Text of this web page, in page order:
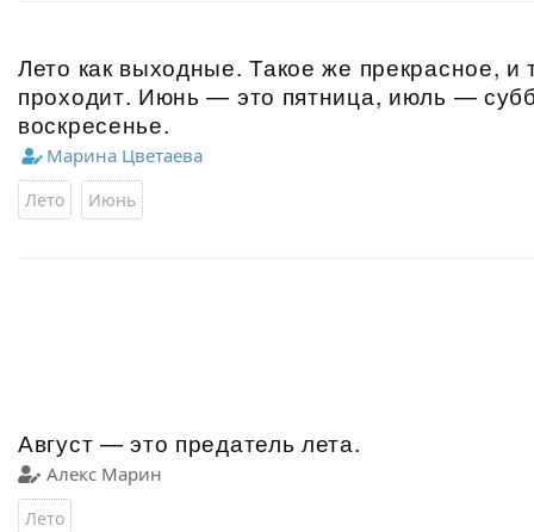
Лето как выходные. Такое же прекрасное, и
проходит. Июнь — это пятница, июль —
воскресенье.
Марина Цветаева
Лето Июнь
Август — это предатель лета.
Алекс Марин
Лето